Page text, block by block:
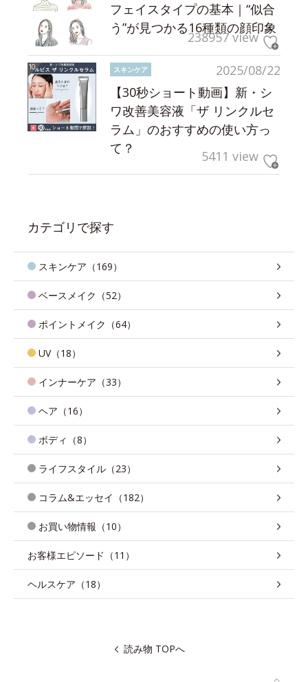
フェイスタイプの基本｜“似合
う”が見つかる16種類の顔印象
238957 view
2025/08/22
スキンケア
【30秒ショート動画】新・シ
ワ改善美容液「ザ リンクルセ
ラム」のおすすめの使い方っ
て？
5411 view
カテゴリで探す
スキンケア（169）
ベースメイク（52）
ポイントメイク（64）
UV（18）
インナーケア（33）
ヘア（16）
ボディ（8）
ライフスタイル（23）
コラム&エッセイ（182）
お買い物情報（10）
お客様エピソード（11）
ヘルスケア（18）
読み物 TOPへ